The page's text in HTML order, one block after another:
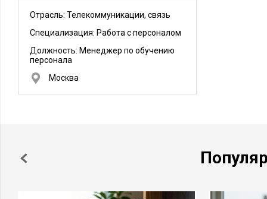
Отрасль: Телекоммуникации, связь
Специализация: Работа с персоналом
Должность: Менеджер по обучению
персонала
Москва